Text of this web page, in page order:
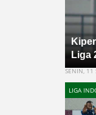
Liga
SENIN, 11
LIGA